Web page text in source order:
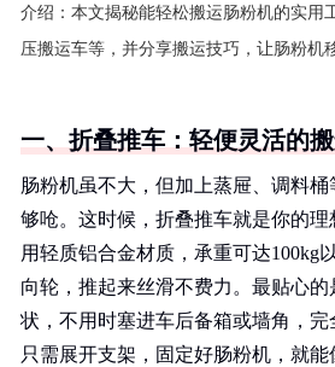
介绍： 本文揭秘能轻松搬运肠粉机的实用
压搬运车等，并分享搬运技巧，让肠粉机
一、折叠推车：轻便灵活的
肠粉机虽不大，但加上蒸屉、调料
够呛。这时候，折叠推车就是你的
用轻质铝合金材质，承重可达100kg
向轮，推起来丝滑不费力。最贴心
状，不用时塞进车后备箱或墙角，
只需展开支架，固定好肠粉机，就